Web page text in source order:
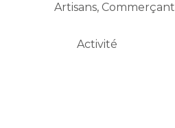
Artisans,
Activité